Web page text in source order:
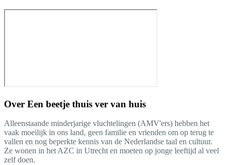
Over Een beetje thuis ver van huis
Alleenstaande minderjarige vluchtelingen (AMV'ers) hebben het
vaak moeilijk in ons land, geen familie en vrienden om op terug te
vallen en nog beperkte kennis van de Nederlandse taal en cultuur.
Ze wonen in het AZC in Utrecht en moeten op jonge leeftijd al veel
zelf doen.